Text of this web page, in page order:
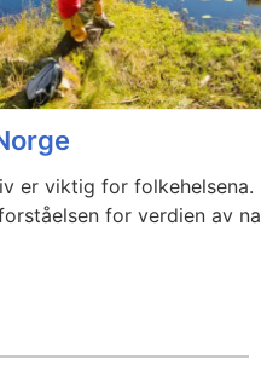
er viktig for folkehelsena.
for verdien av